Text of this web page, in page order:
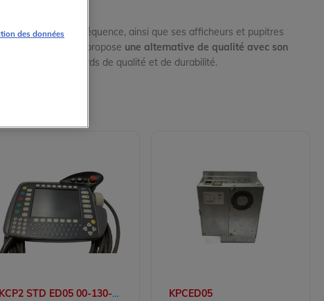
variateurs de fréquence, ainsi que ses afficheurs et pupitres
Electronics propose une alternative de qualité avec son
les standards de qualité et de durabilité.
KCP2 STD ED05 00-130-547
KPCED05
des données